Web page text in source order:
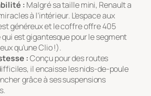
: Malgré sa taille mini, Renault a
à l’intérieur. L’espace aux
généreux et le coffre offre 405
est gigantesque pour le segment
qu’une Clio !).
:Conçu pour des routes
il encaisse les nids-de-poule
grâce à ses suspensions